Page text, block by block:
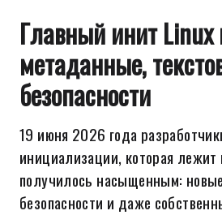
Главный инит Linux
метаданные,
безопасности
19 июня 2026 года
инициализации, которая
получилось насыщенным:
безопасности и даже